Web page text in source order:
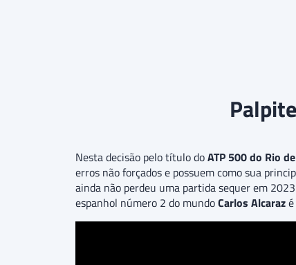
Nesta decisão pelo título doATP 500 do Rio
erros não forçados e possuem como sua
ainda não perdeu uma partida sequer em
espanhol número 2 do mundoCarlos Alcaraz